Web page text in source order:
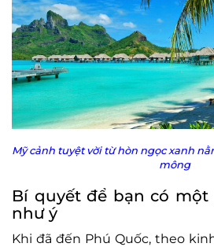
Mỹ cảnh tuyệt vời từ hòn ngọc xanh
mông
Bí quyết để bạn có
như ý
Khi đã đến Phú Quốc, theo